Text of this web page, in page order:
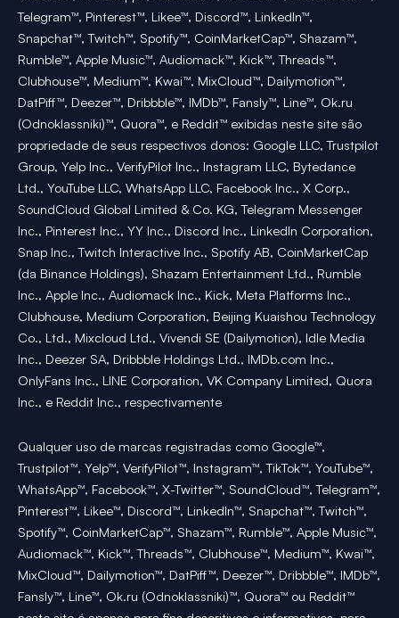
Telegram™, Pinterest™, Likee™, Discord™, LinkedIn™,
Snapchat™, Twitch™, Spotify™, CoinMarketCap™, Shazam™,
Rumble™, Apple Music™, Audiomack™, Kick™, Threads™,
Clubhouse™, Medium™, Kwai™, MixCloud™, Dailymotion™,
DatPiff™, Deezer™, Dribbble™, IMDb™, Fansly™, Line™, Ok.ru
(Odnoklassniki)™, Quora™, e Reddit™ exibidas neste site são
propriedade de seus respectivos donos: Google LLC, Trustpilot
Group, Yelp Inc., VerifyPilot Inc., Instagram LLC, Bytedance
Ltd., YouTube LLC, WhatsApp LLC, Facebook Inc., X Corp.,
SoundCloud Global Limited & Co. KG, Telegram Messenger
Inc., Pinterest Inc., YY Inc., Discord Inc., LinkedIn Corporation,
Snap Inc., Twitch Interactive Inc., Spotify AB, CoinMarketCap
(da Binance Holdings), Shazam Entertainment Ltd., Rumble
Inc., Apple Inc., Audiomack Inc., Kick, Meta Platforms Inc.,
Clubhouse, Medium Corporation, Beijing Kuaishou Technology
Co., Ltd., Mixcloud Ltd., Vivendi SE (Dailymotion), Idle Media
Inc., Deezer SA, Dribbble Holdings Ltd., IMDb.com Inc.,
OnlyFans Inc., LINE Corporation, VK Company Limited, Quora
Inc., e Reddit Inc., respectivamente
Qualquer uso de marcas registradas como Google™,
Trustpilot™, Yelp™, VerifyPilot™, Instagram™, TikTok™, YouTube™,
WhatsApp™, Facebook™, X-Twitter™, SoundCloud™, Telegram™,
Pinterest™, Likee™, Discord™, LinkedIn™, Snapchat™, Twitch™,
Spotify™, CoinMarketCap™, Shazam™, Rumble™, Apple Music™,
Audiomack™, Kick™, Threads™, Clubhouse™, Medium™, Kwai™,
MixCloud™, Dailymotion™, DatPiff™, Deezer™, Dribbble™, IMDb™,
Fansly™, Line™, Ok.ru (Odnoklassniki)™, Quora™ ou Reddit™